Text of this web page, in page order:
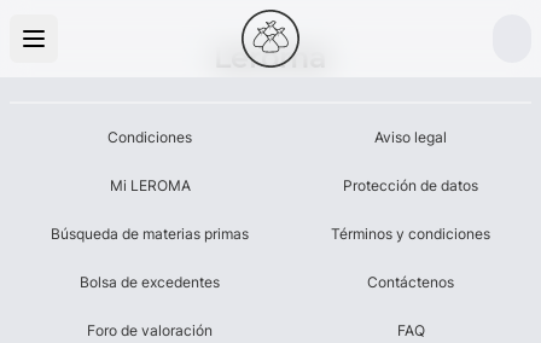
Leroma
Condiciones
Mi LEROMA
Búsqueda de materias primas
Bolsa de excedentes
Foro de valoración
Aviso legal
Protección de datos
Términos y condiciones
Contáctenos
FAQ